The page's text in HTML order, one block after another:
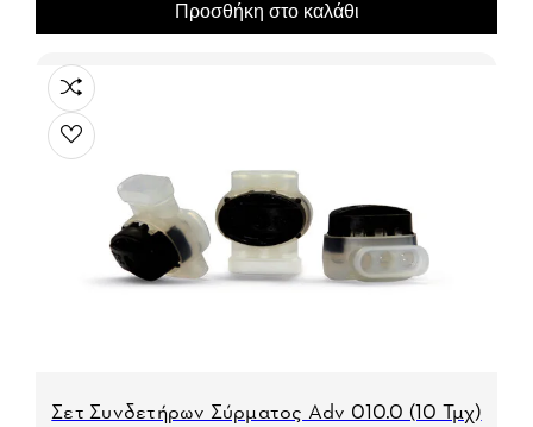
Προσθήκη στο καλάθι
Σετ Συνδετήρων Σύρματος Adv 010.0 (10 Τμχ)